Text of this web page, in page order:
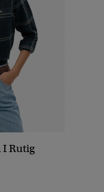
I Rutig